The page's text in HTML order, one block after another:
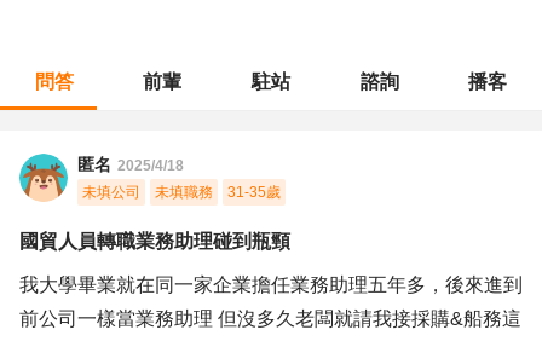
問答 前輩 駐站 諮詢 播客
匿名 2025/4/18
未填公司
未填職務 31-35歲
國貿人員轉職業務助理碰到瓶頸
我大學畢業就在同一家企業擔任業務助理五年多，後來進到
前公司一樣當業務助理 但沒多久老闆就請我接採購&船務這